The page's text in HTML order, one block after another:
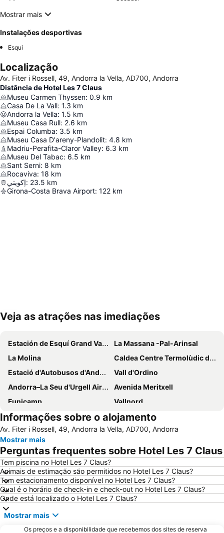
Mostrar mais
Instalações desportivas
Esqui
Localização
Av. Fiter i Rossell, 49, Andorra la Vella, AD700, Andorra
Distância de Hotel Les 7 Claus
Museu Carmen Thyssen: 0.9 km
Casa De La Vall: 1.3 km
Andorra la Vella: 1.5 km
Museu Casa Rull: 2.6 km
Espai Columba: 3.5 km
Museu Casa D'areny-Plandolit: 4.8 km
Madriu-Perafita-Claror Valley: 6.3 km
Museu Del Tabac: 6.5 km
Sant Serni: 8 km
Rocaviva: 18 km
إكويتي: 23.5 km
Girona-Costa Brava Airport: 122 km
Ampliar mapa
Veja as atrações nas imediações
Estación de Esquí Grand Valira
La Massana -Pal-Arinsal
La Molina
Caldea Centre Termolùdic d' Andorra
Estació d'Autobusos d'Andorra
Vall d'Ordino
Andorra–La Seu d'Urgell Airport
Avenida Meritxell
Funicamp
Vallnord
Font-Romeu Pyrénées 2000
Turisnat Pirineus
Masella
Vall de Canillo
Guzet neige
Parc Natural de la Vall de Sorteny
Andorra Romànica -centre d'interpretació
Catedral de la Seu d´Urgell
Aigüestortes i Estany de Sant Maurici National Park
Ax 3 Domaines
Parque Natural de Cadí-Moixeró
Puigcerdà
Vall de Núria
Informações sobre o alojamento
Av. Fiter i Rossell, 49, Andorra la Vella, AD700, Andorra
Mostrar mais
Perguntas frequentes sobre Hotel Les 7 Claus
Tem piscina no Hotel Les 7 Claus?
Animais de estimação são permitidos no Hotel Les 7 Claus?
Tem estacionamento disponível no Hotel Les 7 Claus?
Qual é o horário de check-in e check-out no Hotel Les 7 Claus?
Onde está localizado o Hotel Les 7 Claus?
Mostrar mais
Os preços e a disponibilidade que recebemos dos sites de reserva